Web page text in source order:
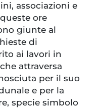
associazioni e
ore
giunte al
di
ai lavori in
attraversa
per il suo
e per la
specie simbolo